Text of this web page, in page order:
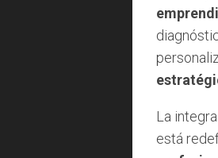
La
está